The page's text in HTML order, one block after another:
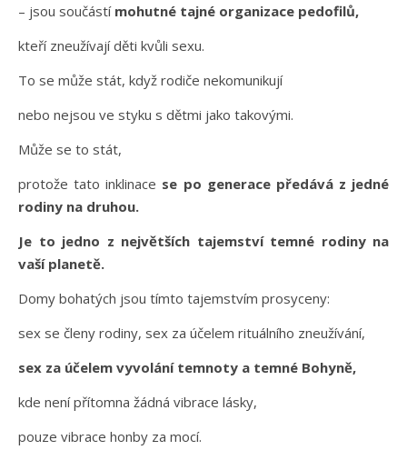
– jsou součástí mohutné tajné organizace pedofilů,
kteří zneužívají děti kvůli sexu.
To se může stát, když rodiče nekomunikují
nebo nejsou ve styku s dětmi jako takovými.
Může se to stát,
protože tato inklinace se po generace předává z jedné
rodiny na druhou.
Je to jedno z největších tajemství temné rodiny na
vaší planetě.
Domy bohatých jsou tímto tajemstvím prosyceny:
sex se členy rodiny, sex za účelem rituálního zneužívání,
sex za účelem vyvolání temnoty a temné Bohyně,
kde není přítomna žádná vibrace lásky,
pouze vibrace honby za mocí.